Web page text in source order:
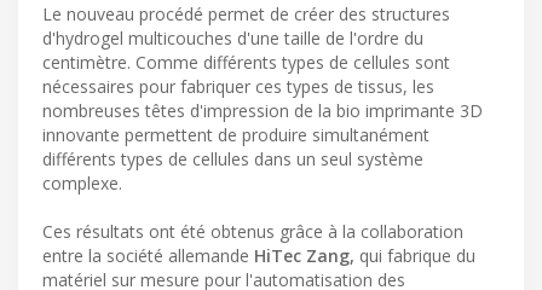
Le nouveau procédé permet de créer des structures
d'hydrogel multicouches d'une taille de l'ordre du
centimètre. Comme différents types de cellules sont
nécessaires pour fabriquer ces types de tissus, les
nombreuses têtes d'impression de la bio imprimante 3D
innovante permettent de produire simultanément
différents types de cellules dans un seul système
complexe.
Ces résultats ont été obtenus grâce à la collaboration
entre la société allemande HiTec Zang, qui fabrique du
matériel sur mesure pour l'automatisation des